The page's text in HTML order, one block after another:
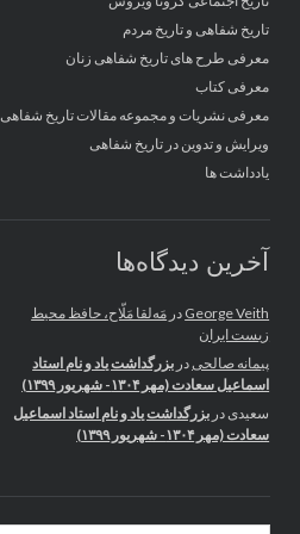
تاریخ شفاهی و تاریخ مردم
معرفی طرح های تاریخ شفاهی زنان
معرفی کتاب
معرفی نشریات و مجموعه مقالات تاریخ شفاهی
ویرایش و تدوین در تاریخ شفاهی
یادداشت ها
آخرین دیدگاه‌ها
George Veith در مَه‌لقا مَلّاح، حافظ محیط
زیست ایران
پیمانه صالحی در بزرگداشت یاد و نام استاد
اسماعیل سعادت (مهر ۱۳۰۴- شهریور ۱۳۹۹)
سعیدی در بزرگداشت یاد و نام استاد اسماعیل
سعادت (مهر ۱۳۰۴- شهریور ۱۳۹۹)